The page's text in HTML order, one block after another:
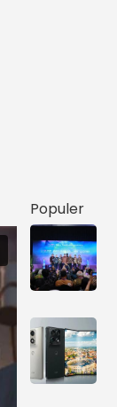
Populer